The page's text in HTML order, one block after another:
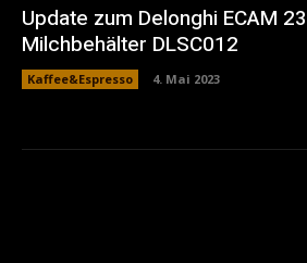
Update zum Delonghi ECAM
Milchbehälter DLSC012
Kaffee&Espresso 4. Mai 2023